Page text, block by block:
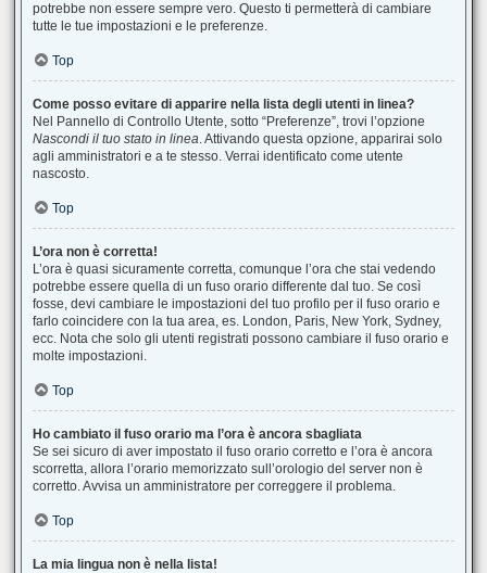
potrebbe non essere sempre vero. Questo ti permetterà di cambiare
tutte le tue impostazioni e le preferenze.
Top
Come posso evitare di apparire nella lista degli utenti in linea?
Nel Pannello di Controllo Utente, sotto “Preferenze”, trovi l’opzione
Nascondi il tuo stato in linea. Attivando questa opzione, apparirai solo
agli amministratori e a te stesso. Verrai identificato come utente
nascosto.
Top
L’ora non è corretta!
L’ora è quasi sicuramente corretta, comunque l’ora che stai vedendo
potrebbe essere quella di un fuso orario differente dal tuo. Se così
fosse, devi cambiare le impostazioni del tuo profilo per il fuso orario e
farlo coincidere con la tua area, es. London, Paris, New York, Sydney,
ecc. Nota che solo gli utenti registrati possono cambiare il fuso orario e
molte impostazioni.
Top
Ho cambiato il fuso orario ma l’ora è ancora sbagliata
Se sei sicuro di aver impostato il fuso orario corretto e l’ora è ancora
scorretta, allora l’orario memorizzato sull’orologio del server non è
corretto. Avvisa un amministratore per correggere il problema.
Top
La mia lingua non è nella lista!